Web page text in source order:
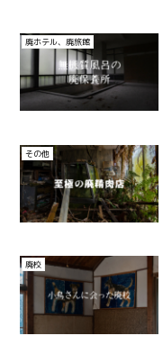
廃ホテル、廃旅館
その他
廃校